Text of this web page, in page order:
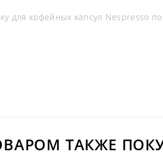
для кофейных капсул Nespresso
ТАКЖЕ